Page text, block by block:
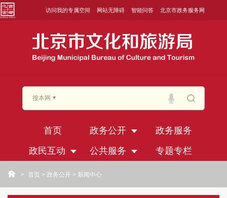
访问我的专属空间 网站无障碍 智能问答 北京市政务服务网
搜本网
首页 政务公开
政务服务
政民互动
公共服务 专题专栏
> 首页 > 政务公开 > 新闻中心